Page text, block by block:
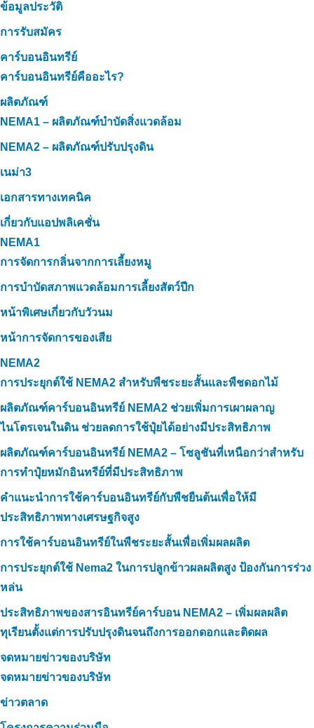
ข้อมูลประวัติ
การรับสมัคร
คาร์บอนอินทรีย์
คาร์บอนอินทรีย์คืออะไร?
ผลิตภัณฑ์
NEMA1 – ผลิตภัณฑ์บำบัดสิ่งแวดล้อม
NEMA2 – ผลิตภัณฑ์ปรับปรุงดิน
เนม่า3
เอกสารทางเทคนิค
เกี่ยวกับแอปพลิเคชั่น
NEMA1
การจัดการกลิ่นจากการเลี้ยงหมู
การบำบัดสภาพแวดล้อมการเลี้ยงสัตว์ปีก
หน้าพิเศษเกี่ยวกับวัวนม
หน้าการจัดการของเสีย
NEMA2
การประยุกต์ใช้ NEMA2 สำหรับพืชระยะสั้นและพืชดอกไม้
ผลิตภัณฑ์คาร์บอนอินทรีย์ NEMA2 ช่วยเพิ่มการเผาผลาญ
ไนโตรเจนในดิน ช่วยลดการใช้ปุ๋ยได้อย่างมีประสิทธิภาพ
ผลิตภัณฑ์คาร์บอนอินทรีย์ NEMA2 – โซลูชันที่เหนือกว่าสำหรับ
การทำปุ๋ยหมักอินทรีย์ที่มีประสิทธิภาพ
คำแนะนำการใช้คาร์บอนอินทรีย์กับพืชยืนต้นเพื่อให้มี
ประสิทธิภาพทางเศรษฐกิจสูง
การใช้คาร์บอนอินทรีย์ในพืชระยะสั้นเพื่อเพิ่มผลผลิต
การประยุกต์ใช้ Nema2 ในการปลูกข้าวผลผลิตสูง ป้องกันการร่วง
หล่น
ประสิทธิภาพของสารอินทรีย์คาร์บอน NEMA2 – เพิ่มผลผลิต
ทุเรียนตั้งแต่การปรับปรุงดินจนถึงการออกดอกและติดผล
จดหมายข่าวของบริษัท
จดหมายข่าวของบริษัท
ข่าวตลาด